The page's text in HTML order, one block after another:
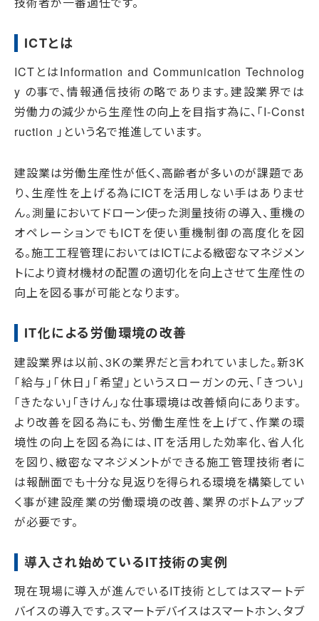
ICTとは
ICTとはInformation and Communication Technolog
y の事で、情報通信技術の略であります。建設業界では
労働力の減少から生産性の向上を目指す為に、「I-Const
ruction 」という名で推進しています。
建設業は労働生産性が低く、高齢者が多いのが課題であ
り、生産性を上げる為にICTを活用しない手はありませ
ん。測量においてドローン使った測量技術の導入、重機の
オペレーションでもICTを使い重機制御の高度化を図
る。施工工程管理においてはICTによる緻密なマネジメン
トにより資材機材の配置の適切化を向上させて生産性の
向上を図る事が可能となります。
IT化による労働環境の改善
建設業界は以前、3Kの業界だと言われていました。新3K
「給与」「休日」「希望」というスローガンの元、「きつい」
「きたない」「きけん」な仕事環境は改善傾向にあります。
より改善を図る為にも、労働生産性を上げて、作業の環
境性の向上を図る為には、ITを活用した効率化、省人化
を図り、緻密なマネジメントができる施工管理技術者に
は報酬面でも十分な見返りを得られる環境を構築してい
く事が建設産業の労働環境の改善、業界のボトムアップ
が必要です。
導入され始めているIT技術の実例
現在現場に導入が進んでいるIT技術としてはスマートデ
バイスの導入です。スマートデバイスはスマートホン、タブ